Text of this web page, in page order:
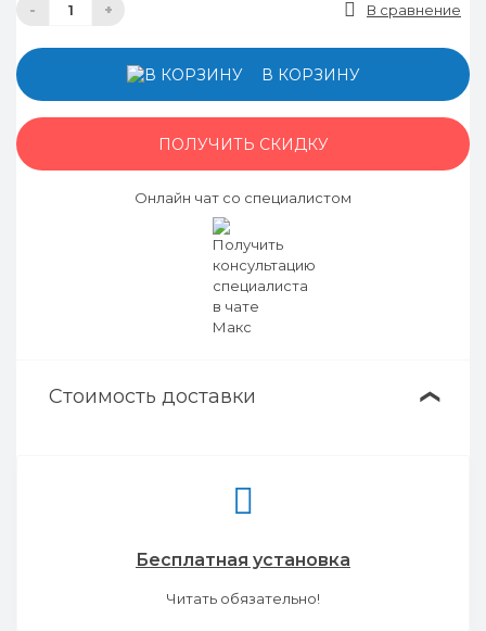
- + В сравнение
В КОРЗИНУ
ПОЛУЧИТЬ СКИДКУ
Онлайн чат со специалистом
Стоимость доставки ❯
Бесплатная установка
Читать обязательно!